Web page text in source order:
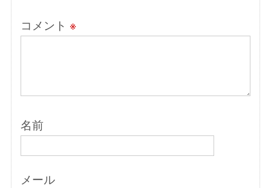
コメント ※
名前
メール